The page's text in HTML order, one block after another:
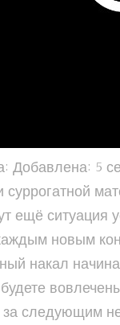
Добавлена: 5
ещё
новым
накал
будете
за следующим